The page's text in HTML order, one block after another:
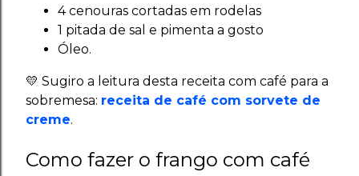
4 cenouras cortadas em rodelas
1 pitada de sal e pimenta a gosto
Óleo.
💛 Sugiro a leitura desta receita com café para a
sobremesa: receita de café com sorvete de
creme.
Como fazer o frango com café